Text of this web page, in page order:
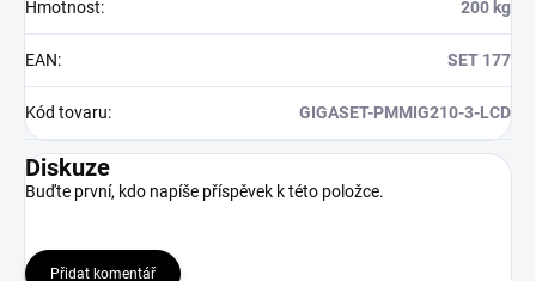
Hmotnost: 200 kg
EAN: SET 177
Kód tovaru: GIGASET-PMMIG210-3-LCD
Diskuze
Buďte první, kdo napíše příspěvek k této položce.
Přidat komentář